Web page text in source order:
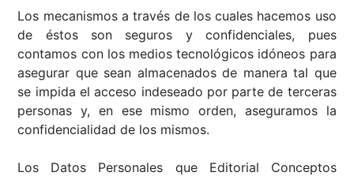
Los mecanismos a través de los cuales hacemos uso
de éstos son seguros y confidenciales, pues
contamos con los medios tecnológicos idóneos para
asegurar que sean almacenados de manera tal que
se impida el acceso indeseado por parte de terceras
personas y, en ese mismo orden, aseguramos la
confidencialidad de los mismos.
Los Datos Personales que Editorial Conceptos